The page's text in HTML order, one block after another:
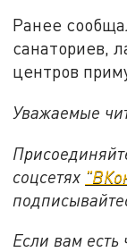
Ранее
санаториев,
центров
Уважаемые
соцсетях
Если вам есть